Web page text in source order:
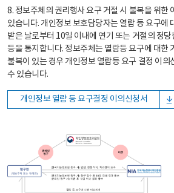
8. 정보주체의 권리행사 요구 거절 시 불복을 위한
있습니다. 개인정보 보호담당자는 열람 등 요구에
받은 날로부터 10일 이내에 연기 또는 거절의 정당
등을 통지합니다. 정보주체는 열람등 요구에 대한
불복이 있는 경우 개인정보 열람등 요구 결정 이
수 있습니다.
개인정보 열람 등 요구결정 이의신청서